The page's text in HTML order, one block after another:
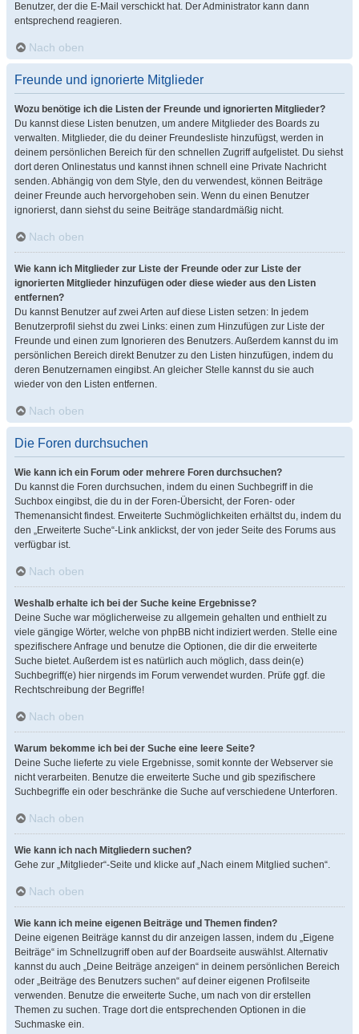
Benutzer, der die E-Mail verschickt hat. Der Administrator kann dann
entsprechend reagieren.
Nach oben
Freunde und ignorierte Mitglieder
Wozu benötige ich die Listen der Freunde und ignorierten Mitglieder?
Du kannst diese Listen benutzen, um andere Mitglieder des Boards zu
verwalten. Mitglieder, die du deiner Freundesliste hinzufügst, werden in
deinem persönlichen Bereich für den schnellen Zugriff aufgelistet. Du siehst
dort deren Onlinestatus und kannst ihnen schnell eine Private Nachricht
senden. Abhängig von dem Style, den du verwendest, können Beiträge
deiner Freunde auch hervorgehoben sein. Wenn du einen Benutzer
ignorierst, dann siehst du seine Beiträge standardmäßig nicht.
Nach oben
Wie kann ich Mitglieder zur Liste der Freunde oder zur Liste der
ignorierten Mitglieder hinzufügen oder diese wieder aus den Listen
entfernen?
Du kannst Benutzer auf zwei Arten auf diese Listen setzen: In jedem
Benutzerprofil siehst du zwei Links: einen zum Hinzufügen zur Liste der
Freunde und einen zum Ignorieren des Benutzers. Außerdem kannst du im
persönlichen Bereich direkt Benutzer zu den Listen hinzufügen, indem du
deren Benutzernamen eingibst. An gleicher Stelle kannst du sie auch
wieder von den Listen entfernen.
Nach oben
Die Foren durchsuchen
Wie kann ich ein Forum oder mehrere Foren durchsuchen?
Du kannst die Foren durchsuchen, indem du einen Suchbegriff in die
Suchbox eingibst, die du in der Foren-Übersicht, der Foren- oder
Themenansicht findest. Erweiterte Suchmöglichkeiten erhältst du, indem du
den „Erweiterte Suche“-Link anklickst, der von jeder Seite des Forums aus
verfügbar ist.
Nach oben
Weshalb erhalte ich bei der Suche keine Ergebnisse?
Deine Suche war möglicherweise zu allgemein gehalten und enthielt zu
viele gängige Wörter, welche von phpBB nicht indiziert werden. Stelle eine
spezifischere Anfrage und benutze die Optionen, die dir die erweiterte
Suche bietet. Außerdem ist es natürlich auch möglich, dass dein(e)
Suchbegriff(e) hier nirgends im Forum verwendet wurden. Prüfe ggf. die
Rechtschreibung der Begriffe!
Nach oben
Warum bekomme ich bei der Suche eine leere Seite?
Deine Suche lieferte zu viele Ergebnisse, somit konnte der Webserver sie
nicht verarbeiten. Benutze die erweiterte Suche und gib spezifischere
Suchbegriffe ein oder beschränke die Suche auf verschiedene Unterforen.
Nach oben
Wie kann ich nach Mitgliedern suchen?
Gehe zur „Mitglieder“-Seite und klicke auf „Nach einem Mitglied suchen“.
Nach oben
Wie kann ich meine eigenen Beiträge und Themen finden?
Deine eigenen Beiträge kannst du dir anzeigen lassen, indem du „Eigene
Beiträge“ im Schnellzugriff oben auf der Boardseite auswählst. Alternativ
kannst du auch „Deine Beiträge anzeigen“ in deinem persönlichen Bereich
oder „Beiträge des Benutzers suchen“ auf deiner eigenen Profilseite
verwenden. Benutze die erweiterte Suche, um nach von dir erstellen
Themen zu suchen. Trage dort die entsprechenden Optionen in die
Suchmaske ein.